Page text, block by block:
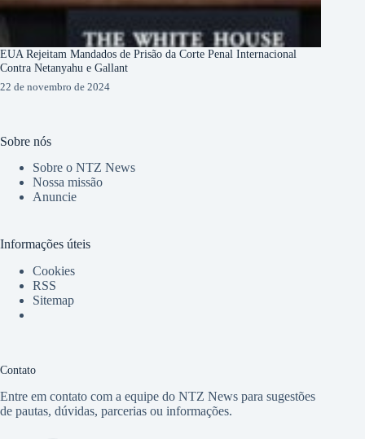
EUA Rejeitam Mandados de Prisão da Corte Penal Internacional
Contra Netanyahu e Gallant
22 de novembro de 2024
Sobre nós
Sobre o NTZ News
Nossa missão
Anuncie
Informações úteis
Cookies
RSS
Sitemap
Contato
Entre em contato com a equipe do NTZ News para sugestões
de pautas, dúvidas, parcerias ou informações.